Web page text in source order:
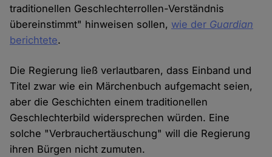
traditionellen Geschlechterrollen-Verständnis
übereinstimmt" hinweisen sollen, wie der Guardian
berichtete.
Die Regierung ließ verlautbaren, dass Einband und
Titel zwar wie ein Märchenbuch aufgemacht seien,
aber die Geschichten einem traditionellen
Geschlechterbild widersprechen würden. Eine
solche "Verbrauchertäuschung" will die Regierung
ihren Bürgen nicht zumuten.